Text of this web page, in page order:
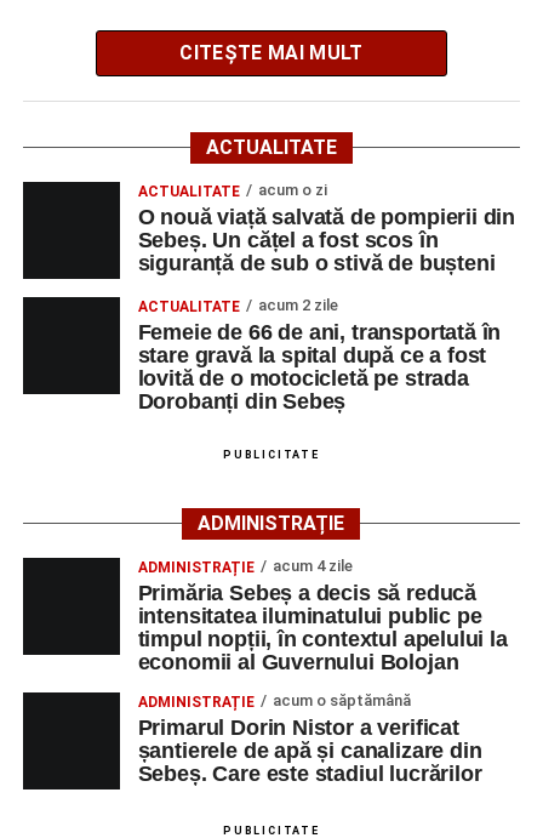
Potrivit informațiilor transmise de polițiști, în jurul orei
09:39, Poliția Municipiului Sebeș a fost sesizată, prin
SNUAU 112, cu privire la producerea unui eveniment
rutier soldat cu victime.
La fața locului s-au deplasat polițiștii rutieri, care au
stabilit că un bărbat de 53 de ani, din Sebeș, conducea o
motocicletă pe direcția Daia Română – Sebeș. Acesta ar
fi surprins și accidentat o femeie de 66 de ani, din Sebeș,
care traversa strada printr-un loc nepermis.
În urma impactului, femeia a suferit leziuni corporale
Motociclistul a fost testat cu aparatul etilotest, rezultatul
fiind negativ.
Polițiștii continuă cercetările pentru stabilirea tuturor
împrejurărilor în care s-a produs accidentul, în cadrul unui
dosar penal întocmit pentru săvârșirea infracțiunii de
vătămare corporală din culpă.
CITEȘTE MAI MULT
ACTUALITATE
ACTUALITATE acum o zi
O nouă viață salvată de pompierii din
Sebeș. Un cățel a fost scos în
siguranță de sub o stivă de bușteni
ACTUALITATE acum 2 zile
Femeie de 66 de ani, transportată în
stare gravă la spital după ce a fost
lovită de o motocicletă pe strada
Dorobanți din Sebeș
PUBLICITATE
ADMINISTRAȚIE
ADMINISTRAȚIE acum 4 zile
Primăria Sebeș a decis să reducă
intensitatea iluminatului public pe
timpul nopții, în contextul apelului la
economii al Guvernului Bolojan
ADMINISTRAȚIE acum o săptămână
Primarul Dorin Nistor a verificat
șantierele de apă și canalizare din
Sebeș. Care este stadiul lucrărilor
PUBLICITATE